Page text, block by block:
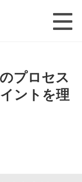
プロセス
ントを理